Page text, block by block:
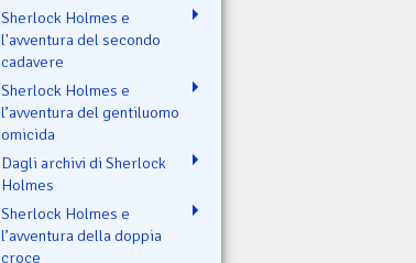
Sherlock Holmes e
l'avventura del secondo
cadavere
Sherlock Holmes e
l’avventura del gentiluomo
omicida
Dagli archivi di Sherlock
Holmes
Sherlock Holmes e
l’avventura della doppia
croce